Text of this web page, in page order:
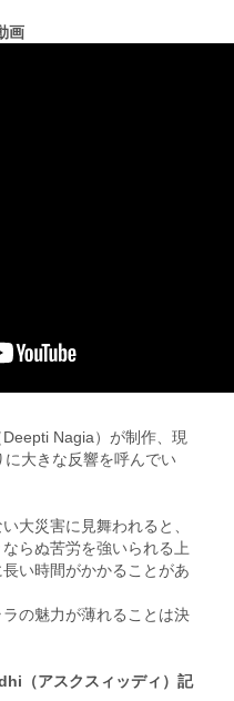
画
Nagia）が制作、現
大きな反響を呼んでい
大災害に見舞われると、
らぬ苦労を強いられる上
い時間がかかることがあ
の魅力が薄れることは決
（アスクスィッディ）記